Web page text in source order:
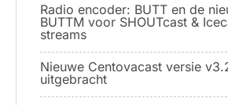
Radio encoder: BUTT en de
BUTTM voor SHOUTcast &
streams
Nieuwe Centovacast versie
uitgebracht